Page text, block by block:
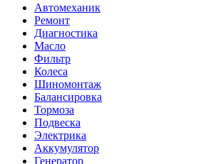
Автомеханик
Ремонт
Диагностика
Масло
Фильтр
Колеса
Шиномонтаж
Балансировка
Тормоза
Подвеска
Электрика
Аккумулятор
Генератор